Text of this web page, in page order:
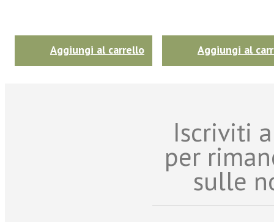
Aggiungi al carrello Aggiungi al
Iscriviti
per
sulle